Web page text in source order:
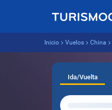
Inicio Vuelos China
Ida/Vuelta